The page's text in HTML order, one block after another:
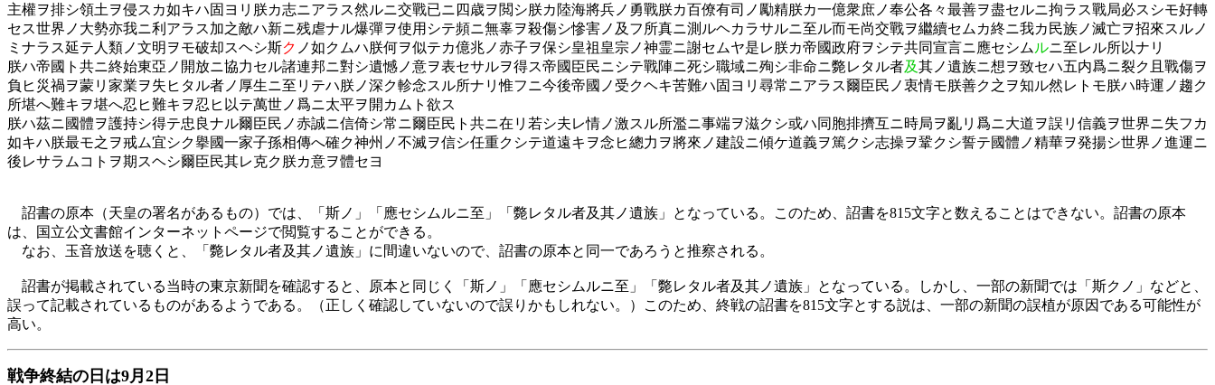
主權ヲ排シ領土ヲ侵スカ如キハ固ヨリ朕カ志ニアラス然ルニ交戰已ニ四歳ヲ閲シ朕カ陸海將兵ノ勇戰朕カ百僚有司ノ勵精朕カ一億衆庶ノ奉公各々最善ヲ盡セルニ拘ラス戰局必スシモ好轉
セス世界ノ大勢亦我ニ利アラス加之敵ハ新ニ残虐ナル爆彈ヲ使用シテ頻ニ無辜ヲ殺傷シ慘害ノ及フ所真ニ測ルヘカラサルニ至ル而モ尚交戰ヲ繼續セムカ終ニ我カ民族ノ滅亡ヲ招來スルノ
ミナラス延テ人類ノ文明ヲモ破却スヘシ斯ク ノ如クムハ朕何ヲ似テカ億兆ノ赤子ヲ保シ皇祖皇宗ノ神霊ニ謝セムヤ是レ朕カ帝國政府ヲシテ共同宣言ニ應セシム ルニ至レル所以ナリ
朕ハ帝國ト共ニ終始東亞ノ開放ニ協力セル諸連邦ニ對シ遺憾ノ意ヲ表セサルヲ得ス帝國臣民ニシテ戰陣ニ死シ職域ニ殉シ非命ニ斃レタル者及其ノ遺族ニ想ヲ致セハ五内爲ニ裂ク且戰傷ヲ
負ヒ災禍ヲ蒙リ家業ヲ失ヒタル者ノ厚生ニ至リテハ朕ノ深ク軫念スル所ナリ惟フニ今後帝國ノ受クヘキ苦難ハ固ヨリ尋常ニアラス爾臣民ノ衷情モ朕善ク之ヲ知ル然レトモ朕ハ時運ノ趨ク
所堪へ難キヲ堪へ忍ヒ難キヲ忍ヒ以テ萬世ノ爲ニ太平ヲ開カムト欲ス
朕ハ茲ニ國體ヲ護持シ得テ忠良ナル爾臣民ノ赤誠ニ信倚シ常ニ爾臣民ト共ニ在リ若シ夫レ情ノ激スル所濫ニ事端ヲ滋クシ或ハ同胞排擠互ニ時局ヲ亂リ爲ニ大道ヲ誤リ信義ヲ世界ニ失フカ
如キハ朕最モ之ヲ戒ム宜シク擧國一家子孫相傳へ確ク神州ノ不滅ヲ信シ任重クシテ道遠キヲ念ヒ總力ヲ將來ノ建設ニ傾ケ道義ヲ篤クシ志操ヲ鞏クシ誓テ國體ノ精華ヲ発揚シ世界ノ進運ニ
後レサラムコトヲ期スヘシ爾臣民其レ克ク朕カ意ヲ體セヨ
詔書の原本（天皇の署名があるもの）では、「斯ノ」「應セシムルニ至」「斃レタル者及其ノ遺族」となっている。このため、詔書を815文字と数えることはできない。詔書の原本
は、国立公文書館インターネットページで閲覧することができる。
なお、玉音放送を聴くと、「斃レタル者及其ノ遺族」に間違いないので、詔書の原本と同一であろうと推察される。
詔書が掲載されている当時の東京新聞を確認すると、原本と同じく「斯ノ」「應セシムルニ至」「斃レタル者及其ノ遺族」となっている。しかし、一部の新聞では「斯クノ」などと、
誤って記載されているものがあるようである。（正しく確認していないので誤りかもしれない。）このため、終戦の詔書を815文字とする説は、一部の新聞の誤植が原因である可能性が
高い。
戦争終結の日は9月2日